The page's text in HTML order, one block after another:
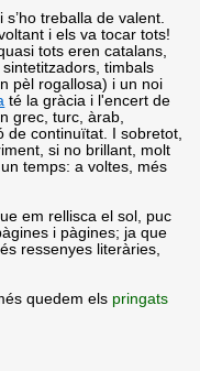
s’ho treballa de valent.
i els va tocar tots!
tots eren catalans,
timbals
pèl rogallosa) i un noi
té la gràcia i l'encert de
grec, turc, àrab,
de continuïtat. I sobretot,
si no brillant, molt
temps: a voltes, més
em rellisca el sol, puc
i pàgines; ja que
ressenyes literàries,
quedem els pringats